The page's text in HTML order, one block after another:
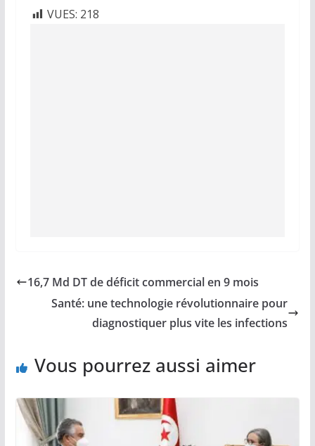
VUES: 218
16,7 Md DT de déficit commercial en 9 mois
Santé: une technologie révolutionnaire pour
diagnostiquer plus vite les infections
Vous pourrez aussi aimer